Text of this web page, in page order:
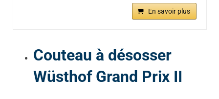
En savoir plus
Couteau à désosser
Wüsthof Grand Prix II